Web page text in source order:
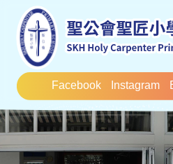
Facebook Instagram